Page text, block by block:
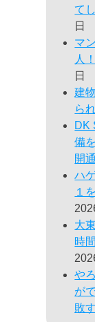
て
日
マ
人
日
建
ら
DK
備
開
ハ
１
大
時
や
が
敗